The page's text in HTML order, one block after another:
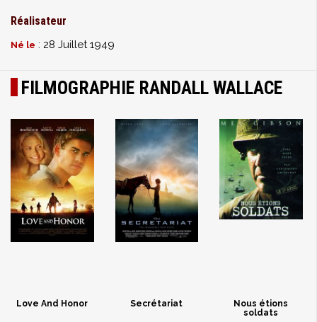
Réalisateur
Né le : 28 Juillet 1949
FILMOGRAPHIE RANDALL WALLACE
Love And Honor Secrétariat
Nous étions
soldats